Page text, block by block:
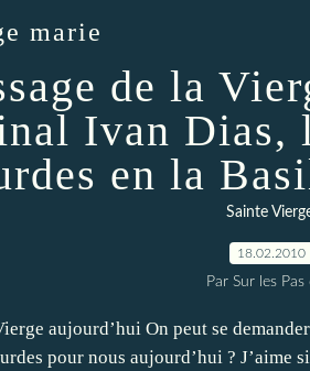
marie
de la
Ivan Dias,
en la
Sainte
18.02.2010
Par Sur les
aujourd’hui On peut se
pour nous aujourd’hui ? J’aime